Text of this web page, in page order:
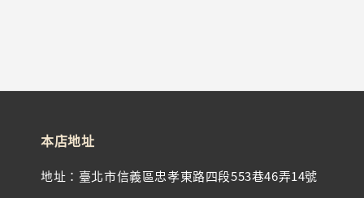
本店地址
地址：臺北市信義區忠孝東路四段553巷46弄14號